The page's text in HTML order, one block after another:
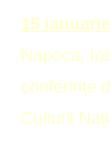
15
Napoca,
conferinţe
Culturii